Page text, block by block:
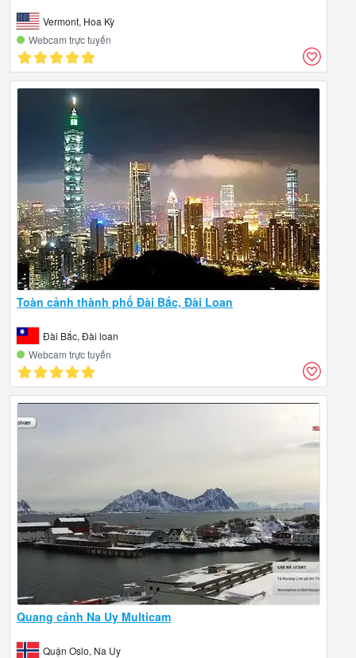
Vermont, Hoa Kỳ
Webcam trực tuyến
Toàn cảnh thành phố Đài Bắc, Đài Loan
Đài Bắc, Đài loan
Webcam trực tuyến
Quang cảnh Na Uy Multicam
Quận Oslo, Na Uy